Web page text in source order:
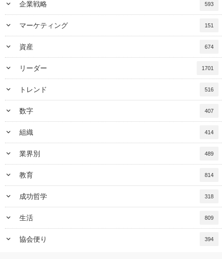
keyboard_arrow_down 企業戦略 593
keyboard_arrow_down マーケティング 151
keyboard_arrow_down 資産 674
keyboard_arrow_down リーダー 1701
keyboard_arrow_down トレンド 516
keyboard_arrow_down 数字 407
keyboard_arrow_down 組織 414
keyboard_arrow_down 業界別 489
keyboard_arrow_down 教育 814
keyboard_arrow_down 成功哲学 318
keyboard_arrow_down 生活 809
keyboard_arrow_down 協会便り 394